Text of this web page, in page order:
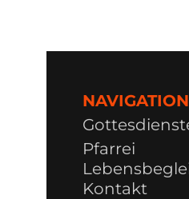
NAVIGATION
Pfarrei
Kontakt